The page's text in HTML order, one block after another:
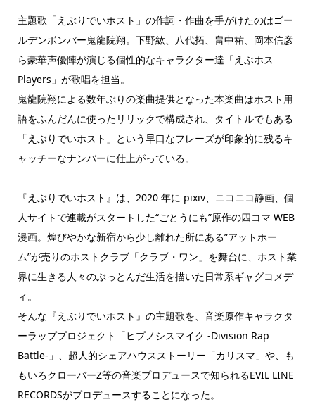
主題歌「えぶりでいホスト」の作詞・作曲を手がけたのはゴー
ルデンボンバー鬼龍院翔。下野紘、八代拓、畠中祐、岡本信彦
ら豪華声優陣が演じる個性的なキャラクター達「えぶホス
Players」が歌唱を担当。
鬼龍院翔による数年ぶりの楽曲提供となった本楽曲はホスト用
語をふんだんに使ったリリックで構成され、タイトルでもある
「えぶりでいホスト」という早口なフレーズが印象的に残るキ
ャッチーなナンバーに仕上がっている。
『えぶりでいホスト』は、2020 年に pixiv、ニコニコ静画、個
人サイトで連載がスタートした“ごとうにも”原作の四コマ WEB
漫画。煌びやかな新宿から少し離れた所にある”アットホー
ム”が売りのホストクラブ「クラブ・ワン」を舞台に、ホスト業
界に生きる人々のぶっとんだ生活を描いた日常系ギャグコメデ
ィ。
そんな『えぶりでいホスト』の主題歌を、音楽原作キャラクタ
ーラッププロジェクト「ヒプノシスマイク -Division Rap
Battle-」、超人的シェアハウスストーリー「カリスマ」や、も
もいろクローバーZ等の音楽プロデュースで知られるEVIL LINE
RECORDSがプロデュースすることになった。